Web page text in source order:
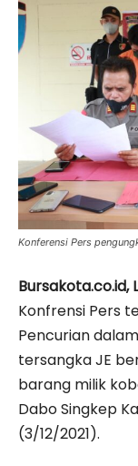
Konferensi Pers
Bursakota.co.id,
Konfrensi Pers
Pencurian
tersangka JE
barang milik
Dabo Singkep
(3/12/2021).